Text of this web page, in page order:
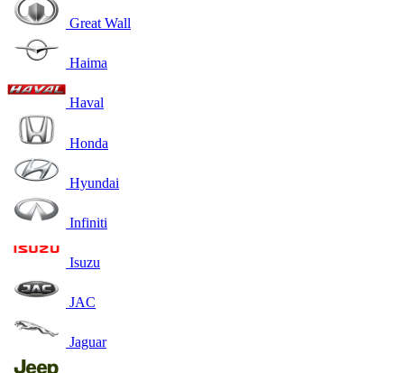
Great Wall
Haima
Haval
Honda
Hyundai
Infiniti
Isuzu
JAC
Jaguar